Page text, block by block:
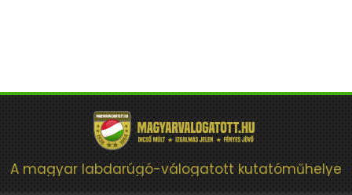
A magyar labdarúgó-válogatott kutatóműhelye